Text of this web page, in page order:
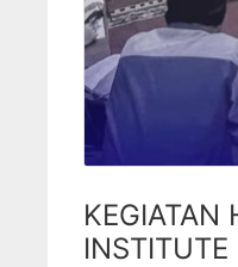
KEGIATAN
INSTITUTE